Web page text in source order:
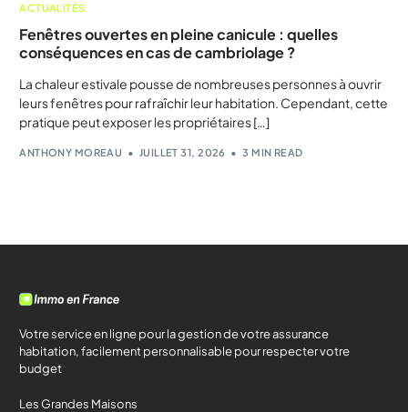
ACTUALITÉS
Fenêtres ouvertes en pleine canicule : quelles
conséquences en cas de cambriolage ?
La chaleur estivale pousse de nombreuses personnes à ouvrir
leurs fenêtres pour rafraîchir leur habitation. Cependant, cette
pratique peut exposer les propriétaires […]
ANTHONY MOREAU JUILLET 31, 2026 3 MIN READ
Votre service en ligne pour la gestion de votre assurance
habitation, facilement personnalisable pour respecter votre
budget
Les Grandes Maisons